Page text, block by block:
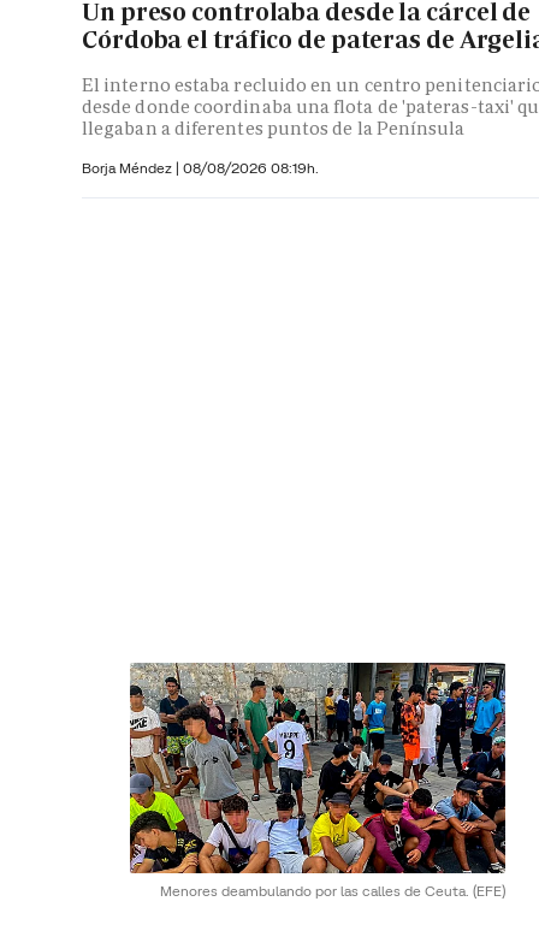
Un preso controlaba desde la cárcel de
Córdoba el tráfico de pateras de
El interno estaba recluido en un centro
desde donde coordinaba una flota de 'pateras-taxi'
llegaban a diferentes puntos de la Península
Borja Méndez | 08/08/2026 08:19h.
Menores deambulando por las calles de Ceuta. (EFE)